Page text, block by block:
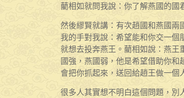
藺相如就問我說：你了解燕國的國
然後繆賢就講：有次趙國和燕國兩
我的手對我說：希望能和你交一個
就想去投奔燕王。藺相如說：燕
國強，燕國弱，他是希望借助你
會把你抓起來，送回給趙王做一個
很多人其實想不明白這個問題，別